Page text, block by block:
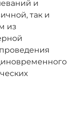
и
так и
из